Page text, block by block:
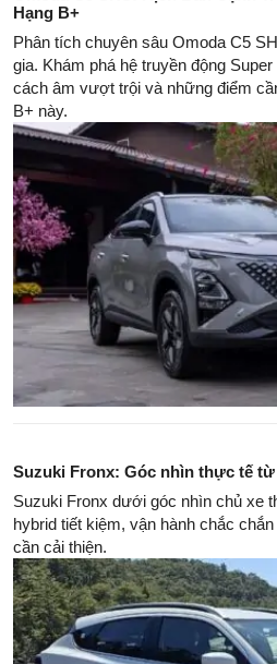
Hạng B+
Phân tích chuyên sâu Omoda C5
gia. Khám phá hệ truyền động
cách âm vượt trội và những điểm
B+ này.
Suzuki Fronx: Góc nhìn thực tế
Suzuki Fronx dưới góc nhìn chủ xe
hybrid tiết kiệm, vận hành chắc
cần cải thiện.